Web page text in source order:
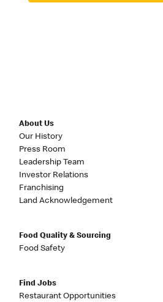
About Us
Our History
Press Room
Leadership Team
Investor Relations
Franchising
Land Acknowledgement
Food Quality & Sourcing
Food Safety
Find Jobs
Restaurant Opportunities